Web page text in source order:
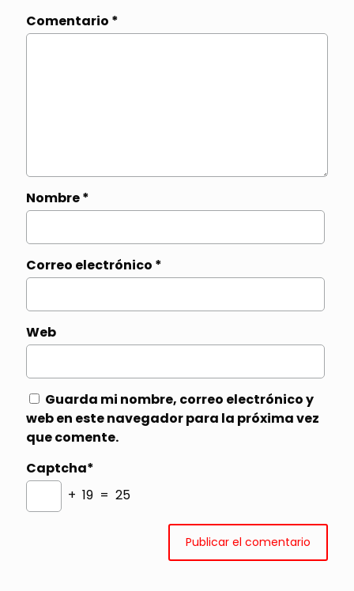
Comentario *
Nombre*
Correo electrónico *
Web
Guarda mi nombre, correo electrónico y
web en este navegador para la próxima vez
que comente.
Captcha*
+ 19 = 25